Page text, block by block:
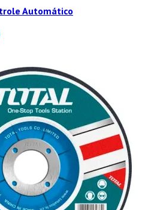
Automático